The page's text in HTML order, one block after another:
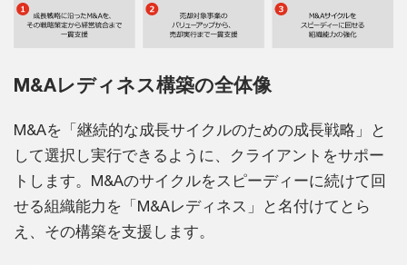
M&Aレディネス構築の全体像
M&Aを「継続的な成長サイクルのための成長戦略」と
して選択し実行できるように、クライアントをサポー
トします。M&Aのサイクルをスピーディーに続けて回
せる組織能力を「M&Aレディネス」と名付けてとら
え、その構築を支援します。